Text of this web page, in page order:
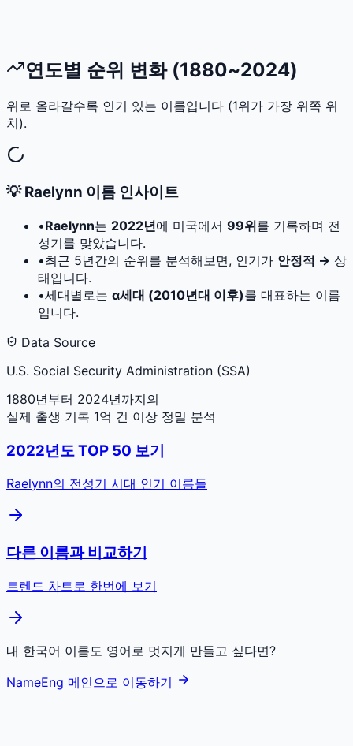
연도별 순위 변화 (1880~2024)
위로 올라갈수록 인기 있는 이름입니다 (1위가 가장 위쪽 위
치).
💡Raelynn 이름 인사이트
•Raelynn는 2022년에 미국에서 99위를 기록하며 전
성기를 맞았습니다.
•최근 5년간의 순위를 분석해보면, 인기가 안정적 → 상
태입니다.
•세대별로는 α세대 (2010년대 이후)를 대표하는 이름
입니다.
Data Source
U.S. Social Security Administration (SSA)
1880년부터 2024년까지의
실제 출생 기록 1억 건 이상 정밀 분석
2022년도 TOP 50 보기
Raelynn의 전성기 시대 인기 이름들
다른 이름과 비교하기
트렌드 차트로 한번에 보기
내 한국어 이름도 영어로 멋지게 만들고 싶다면?
NameEng 메인으로 이동하기